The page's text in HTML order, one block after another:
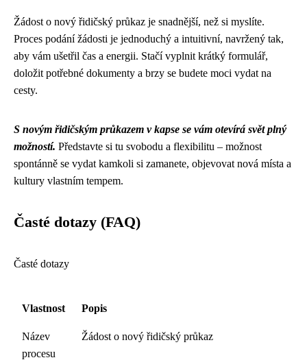
Žádost o nový řidičský průkaz je snadnější, než si myslíte.
Proces podání žádosti je jednoduchý a intuitivní, navržený tak,
aby vám ušetřil čas a energii. Stačí vyplnit krátký formulář,
doložit potřebné dokumenty a brzy se budete moci vydat na
cesty.
S novým řidičským průkazem v kapse se vám otevírá svět plný
možností. Představte si tu svobodu a flexibilitu – možnost
spontánně se vydat kamkoli si zamanete, objevovat nová místa a
kultury vlastním tempem.
Časté dotazy (FAQ)
Časté dotazy
Vlastnost Popis
Název
procesu
Žádost o nový řidičský průkaz